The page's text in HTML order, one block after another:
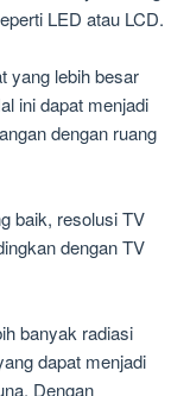
LED atau LCD.
yang lebih besar
ini dapat menjadi
dengan ruang
baik, resolusi TV
dengan TV
banyak radiasi
dapat menjadi
Dengan